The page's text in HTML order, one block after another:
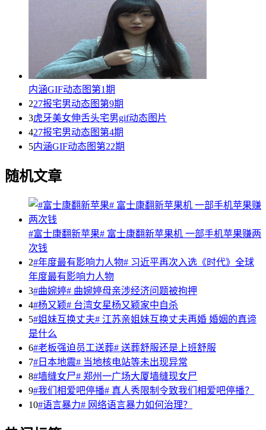
内涵GIF动态图第1期
227报宅男动态图第9期
3虎牙美女伸舌头宅男gif动态图片
427报宅男动态图第4期
5内涵GIF动态图第22期
随机文章
#富士康翻新苹果# 富士康翻新苹果机 一部手机苹果赚两
次钱
2#年度最有影响力人物# 习近平再次入选《时代》全球
年度最有影响力人物
3#曲婉婷# 曲婉婷母亲涉经济问题被拘押
4#杨又颖# 台湾女星杨又颖家中自杀
5#姐妹互换丈夫# 江苏亲姐妹互换丈夫再婚 婚姻的真谛
是什么
6#老板强迫员工送葬# 送葬舒服还是上班舒服
7#日本地震# 当地核电站等未出现异常
8#墙缝女尸# 郑州一广场大厦墙缝现女尸
9#我们相爱吧停播# 真人秀限制令致我们相爱吧停播？
10#语言暴力# 网络语言暴力如何治理？